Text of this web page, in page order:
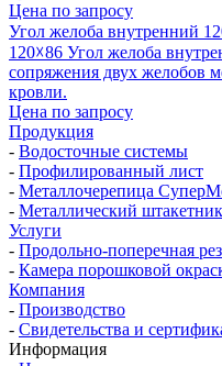
Цена по запросу
Угол желоба внутренний
120☓86 Угол желоба
сопряжения двух желобов
кровли.
Цена по запросу
Продукция
- Водосточные системы
- Профилированный лист
- Металлочерепица
- Металлический штакетник
Услуги
- Продольно-поперечная
- Камера порошковой
Компания
- Производство
- Свидетельства и
Информация